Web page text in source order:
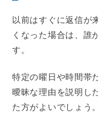
以前はすぐに返信が
くなった場合は、誰
す。
特定の曜日や時間帯
曖昧な理由を説明し
た方がよいでしょう。